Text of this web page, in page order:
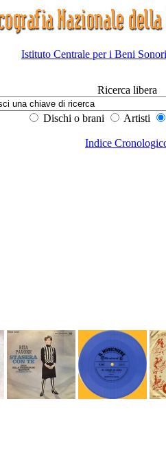
Istituto Centrale per i Beni
Ricerca libera
Dischi o brani Artisti
Indice